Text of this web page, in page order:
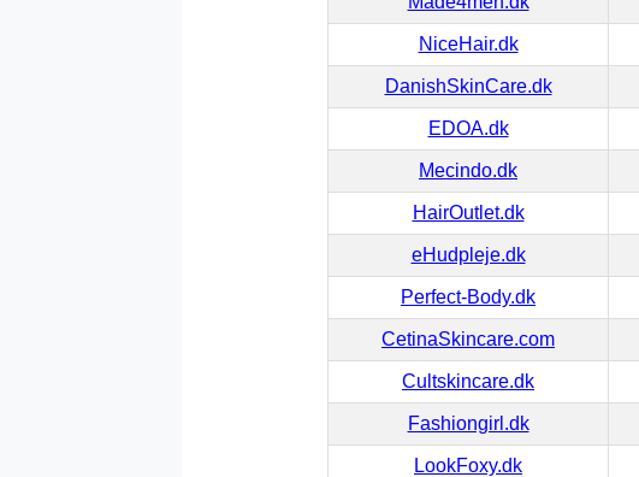
NiceHair.dk
DanishSkinCare.dk
EDOA.dk
Mecindo.dk
HairOutlet.dk
eHudpleje.dk
Perfect-Body.dk
CetinaSkincare.com
Cultskincare.dk
Fashiongirl.dk
LookFoxy.dk